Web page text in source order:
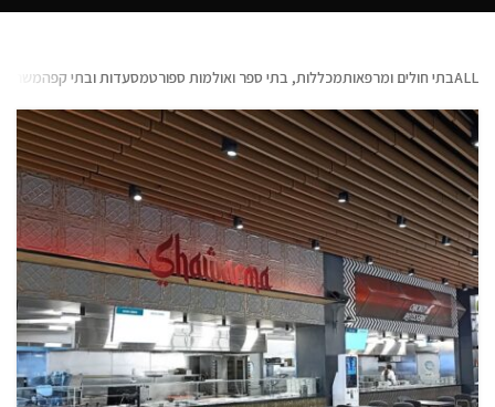
ALLבתי חולים ומרפאותמכללות, בתי ספר ואולמות ספורטמסעדות ובתי קפה